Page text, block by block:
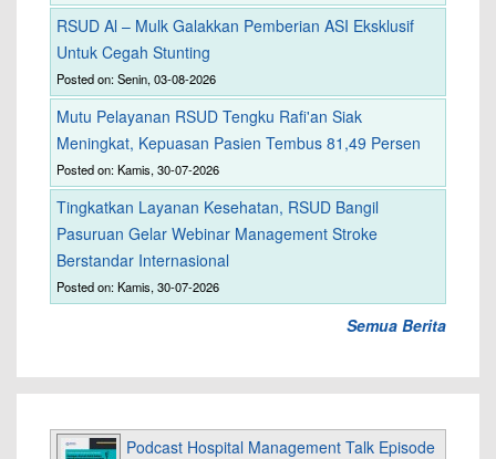
RSUD Al – Mulk Galakkan Pemberian ASI Eksklusif
Untuk Cegah Stunting
Posted on: Senin, 03-08-2026
Mutu Pelayanan RSUD Tengku Rafi'an Siak
Meningkat, Kepuasan Pasien Tembus 81,49 Persen
Posted on: Kamis, 30-07-2026
Tingkatkan Layanan Kesehatan, RSUD Bangil
Pasuruan Gelar Webinar Management Stroke
Berstandar Internasional
Posted on: Kamis, 30-07-2026
Semua Berita
Podcast Hospital Management Talk Episode